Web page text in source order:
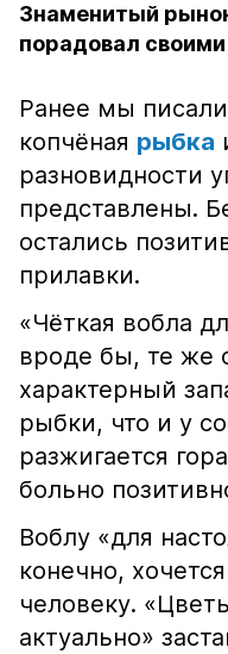
Знаменитый
порадовал
Ранее мы
копчёная рыбка
разновидности
представлены.
остались
прилавки.
«Чёткая вобла
вроде бы, те же
характерный
рыбки, что и у
разжигается
больно
Воблу «для
конечно,
человеку.
актуально»